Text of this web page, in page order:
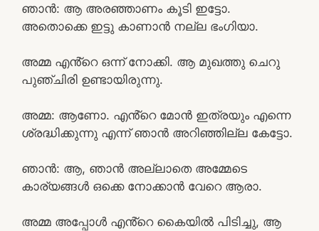
ഞാൻ: ആ അരഞ്ഞാണം കൂടി ഇട്ടോ.
അതൊക്കെ ഇട്ടു കാണാൻ നല്ല ഭംഗിയാ.
അമ്മ എൻ്റെ ഒന്ന് നോക്കി. ആ മുഖത്തു ചെറു
പുഞ്ചിരി ഉണ്ടായിരുന്നു.
അമ്മ: ആണോ. എൻ്റെ മോൻ ഇത്രയും എന്നെ
ശ്രദ്ധിക്കുന്നു എന്ന് ഞാൻ അറിഞ്ഞില്ല കേട്ടോ.
ഞാൻ: ആ, ഞാൻ അല്ലാതെ അമ്മേടെ
കാര്യങ്ങൾ ഒക്കെ നോക്കാൻ വേറെ ആരാ.
അമ്മ അപ്പോൾ എൻ്റെ കൈയിൽ പിടിച്ചു, ആ